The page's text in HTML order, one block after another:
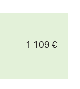
1 109 €